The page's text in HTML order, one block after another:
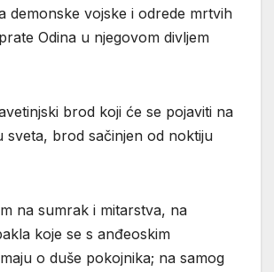
demonske vojske i odrede mrtvih
Odina u njegovom divljem
brod koji će se pojaviti na
sveta, brod sačinjen od noktiju
na sumrak i mitarstva, na
koje se s anđeoskim
o duše pokojnika; na samog